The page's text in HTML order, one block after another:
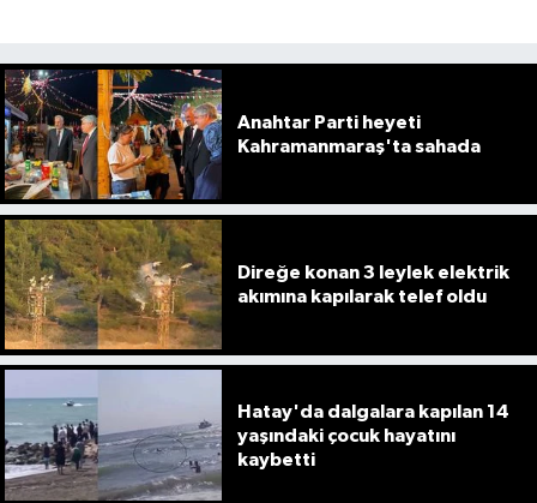
Anahtar Parti heyeti
Kahramanmaraş'ta sahada
Direğe konan 3 leylek elektrik
akımına kapılarak telef oldu
Hatay'da dalgalara kapılan 14
yaşındaki çocuk hayatını
kaybetti